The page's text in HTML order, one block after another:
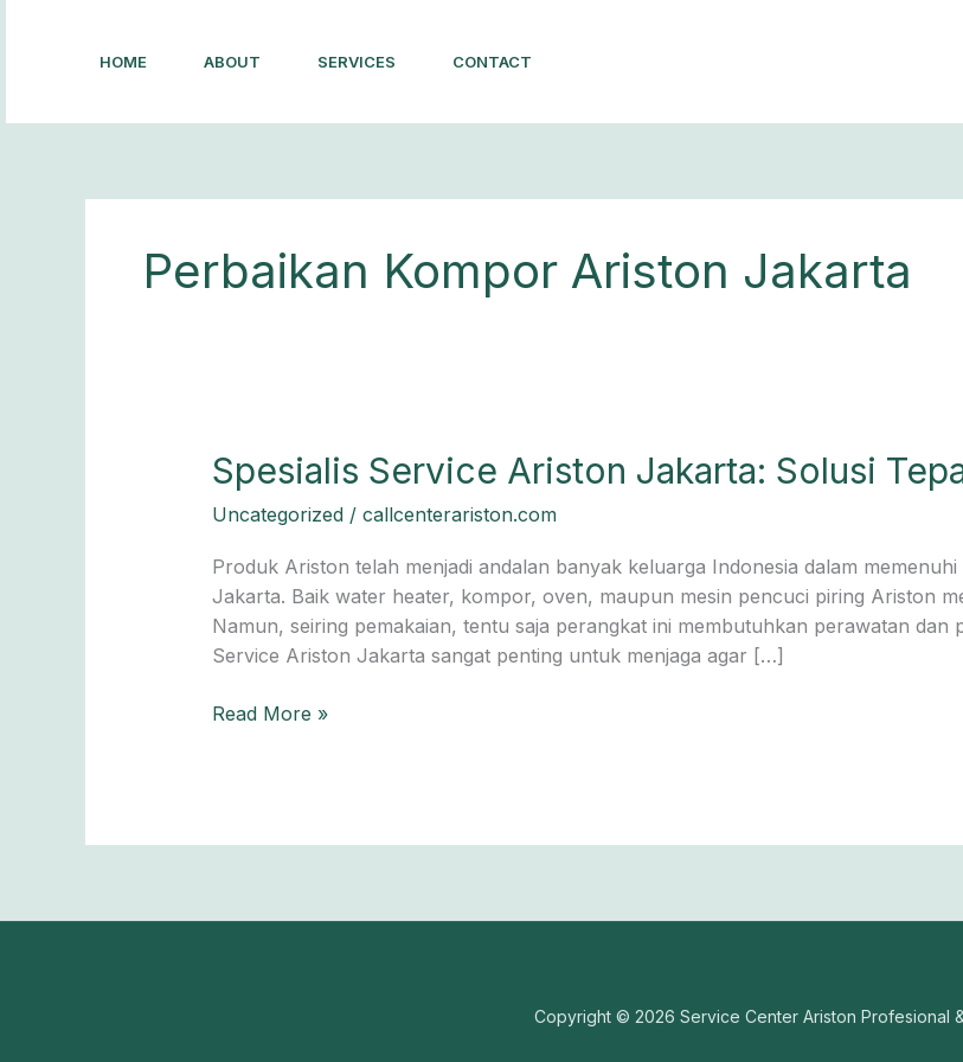
HOME ABOUT SERVICES CONTACT
Perbaikan Kompor Ariston Jakarta
Spesialis Service Ariston Jakarta: Solusi
Uncategorized/ callcenterariston.com
Produk Ariston telah menjadi andalan banyak keluarga Indonesia dalam
Jakarta. Baik water heater, kompor, oven, maupun mesin pencuci piring Ariston
Namun, seiring pemakaian, tentu saja perangkat ini membutuhkan perawatan dan
Service Ariston Jakarta sangat penting untuk menjaga agar […]
Spesialis
Service
Ariston
Solusi
Tepat
dan
Bergaransi
Read More »
Copyright © 2026 Service Center Ariston Profesional